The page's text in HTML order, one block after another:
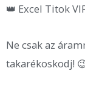
👑 Excel Titok
Ne csak az
takarékoskodj!